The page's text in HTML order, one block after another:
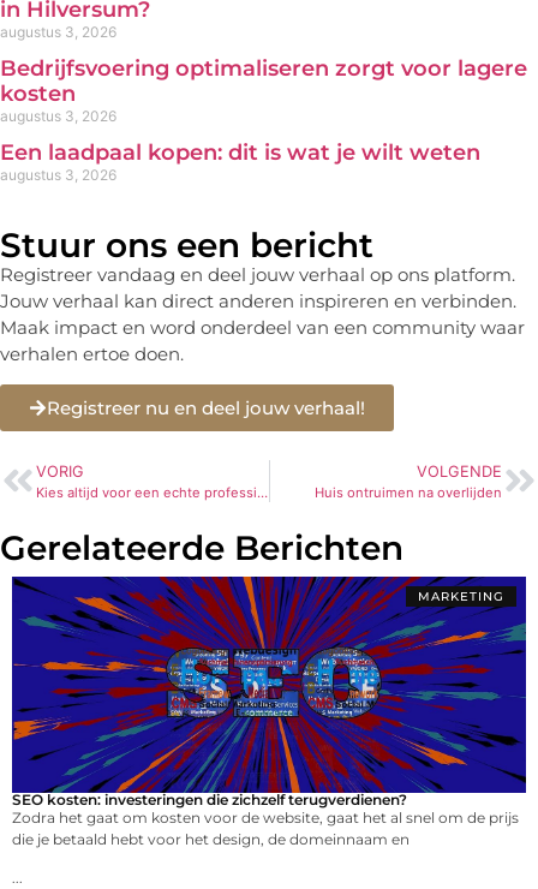
in Hilversum?
augustus 3, 2026
Bedrijfsvoering optimaliseren zorgt voor lagere
kosten
augustus 3, 2026
Een laadpaal kopen: dit is wat je wilt weten
augustus 3, 2026
Stuur ons een bericht
Registreer vandaag en deel jouw verhaal op ons platform.
Jouw verhaal kan direct anderen inspireren en verbinden.
Maak impact en word onderdeel van een community waar
verhalen ertoe doen.
Registreer nu en deel jouw verhaal!
VORIG
Kies altijd voor een echte professional ALS STUKADOOR IN RIJSWIJK
VOLGENDE
Huis ontruimen na overlijden
Gerelateerde Berichten
MARKETING
SEO kosten: investeringen die zichzelf terugverdienen?
Zodra het gaat om kosten voor de website, gaat het al snel om de prijs
die je betaald hebt voor het design, de domeinnaam en
...